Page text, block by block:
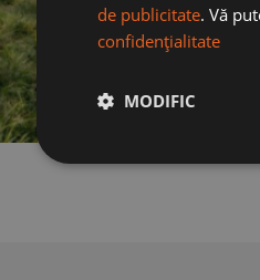
de publicitate. Vă
confidențialitate
MODIFIC